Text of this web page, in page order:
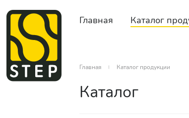
Главная Каталог
Главная Каталог продукции
Каталог